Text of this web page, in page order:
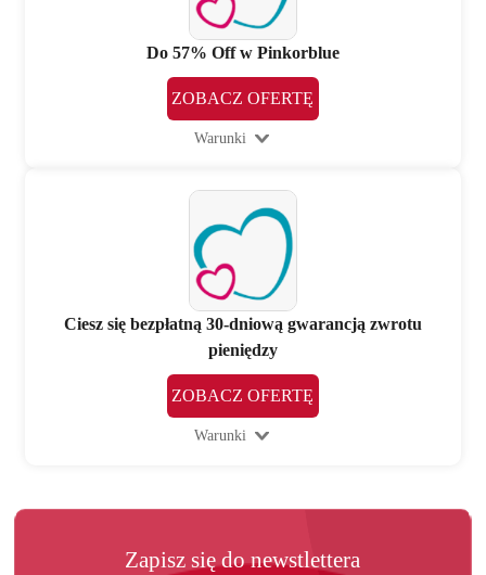
Do 57% Off w Pinkorblue
ZOBACZ OFERTĘ
Warunki
Ciesz się bezpłatną 30-dniową gwarancją zwrotu
pieniędzy
ZOBACZ OFERTĘ
Warunki
Zapisz się do newstlettera